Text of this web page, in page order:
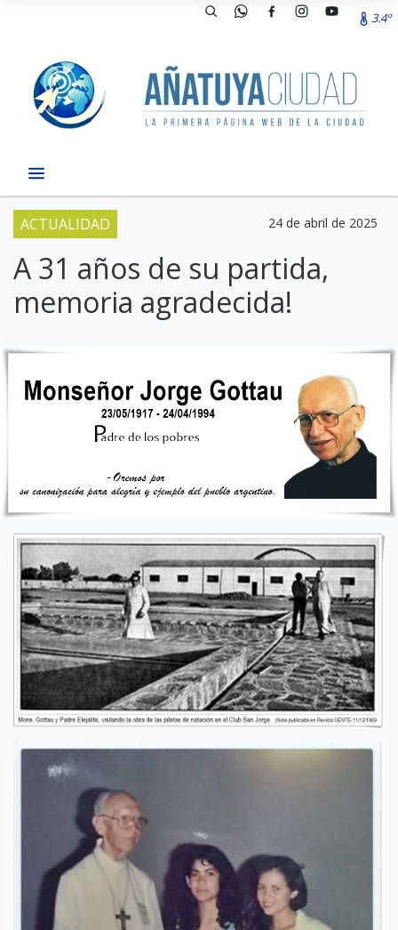
3.4º
ACTUALIDAD 24 de abril de 2025
A 31 años de su partida,
memoria agradecida!